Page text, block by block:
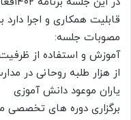
قابلیت همکاری و اجرا
مصوبات جلسه:
آموزش و استفاده از
از هزار طلبه روحانی در
یاران موعود دانش آموزی
برگزاری دوره های تخصصی